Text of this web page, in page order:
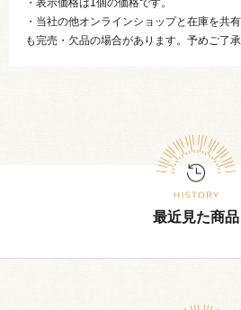
・表示価格は1個の価格です。
・当社の他オンラインショップと在庫を共
も完売・欠品の場合があります。予めご了承
最近見た商品